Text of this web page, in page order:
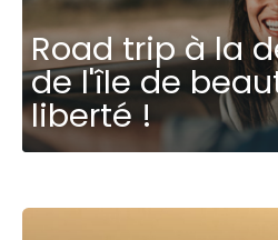
Road trip à la
de l'île de
liberté !